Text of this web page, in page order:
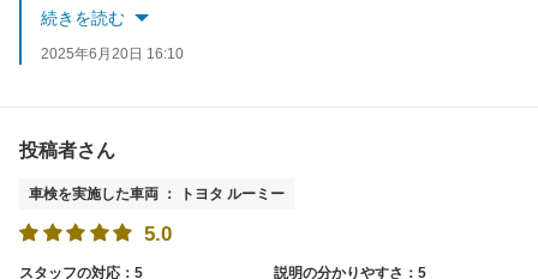
またのご利用をお待ちしております！
続きを読む
2025年6月20日 16:10
投稿者さん
車検を実施した車両 ： トヨタ ルーミー
5.0
スタッフの対応：5
説明の分かりやすさ：5